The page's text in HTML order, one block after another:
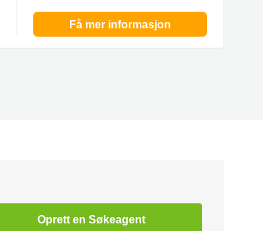
Få mer informasjon
Oprett en Søkeagent